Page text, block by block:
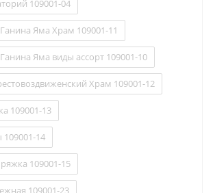
109001-04
Яма Храм 109001-11
Яма виды ассорт 109001-10
Храм 109001-12
109001-13
14
109001-15
109001-23